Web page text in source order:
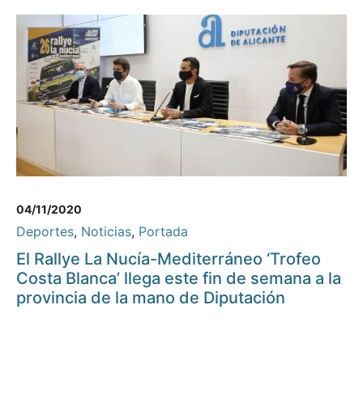
04/11/2020
Deportes, Noticias, Portada
El Rallye La Nucía-Mediterráneo ‘Trofeo
Costa Blanca’ llega este fin de semana a la
provincia de la mano de Diputación